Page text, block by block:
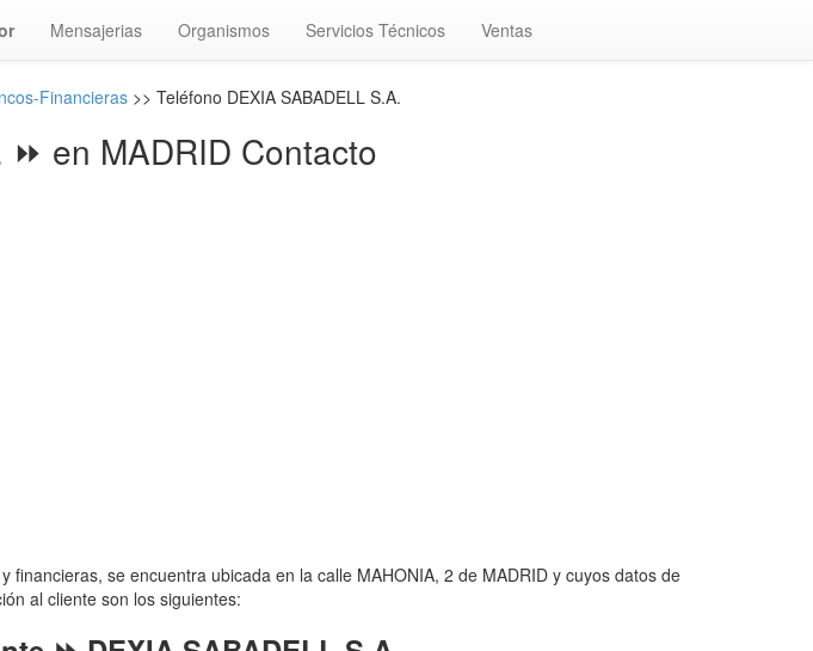
Mensajerias Organismos Servicios Técnicos Ventas
Financieras>> Teléfono DEXIA SABADELL S.A.
en MADRID Contacto
se encuentra ubicada en la calle MAHONIA, 2 de MADRID y cuyos datos de
al cliente son los siguientes: